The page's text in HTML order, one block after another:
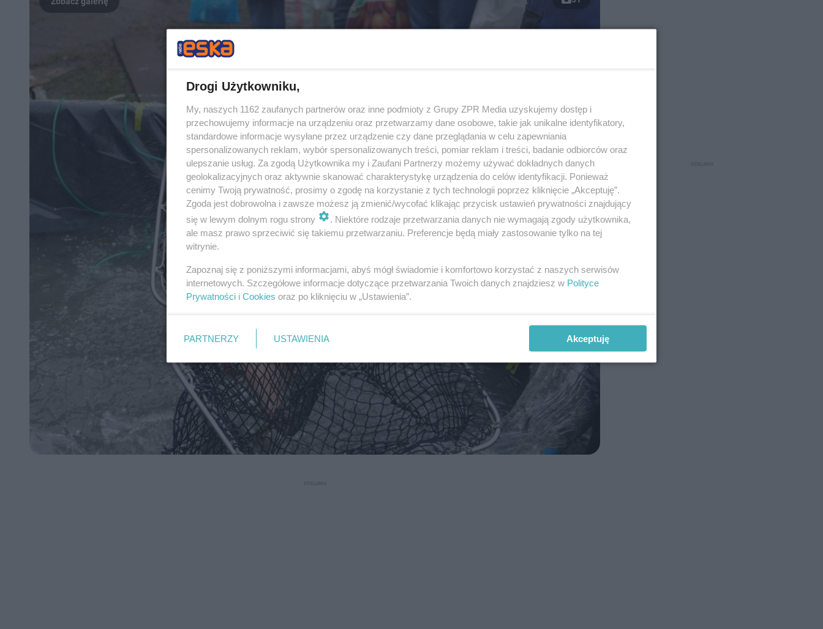
Drogi Użytkowniku,
My, naszych 1162 zaufanych partnerów oraz inne podmioty z Grupy ZPR Media uzyskujemy dostęp i
przechowujemy informacje na urządzeniu oraz przetwarzamy dane osobowe, takie jak unikalne identyfikatory,
standardowe informacje wysyłane przez urządzenie czy dane przeglądania w celu zapewniania
spersonalizowanych reklam, wybór spersonalizowanych treści, pomiar reklam i treści, badanie odbiorców oraz
ulepszanie usług. Za zgodą Użytkownika my i Zaufani Partnerzy możemy używać dokładnych danych
geolokalizacyjnych oraz aktywnie skanować charakterystykę urządzenia do celów identyfikacji. Ponieważ
cenimy Twoją prywatność, prosimy o zgodę na korzystanie z tych technologii poprzez kliknięcie „Akceptuję”.
Zgoda jest dobrowolna i zawsze możesz ją zmienić/wycofać klikając przycisk ustawień prywatności znajdujący
się w lewym dolnym rogu strony
. Niektóre rodzaje przetwarzania danych nie wymagają zgody użytkownika,
ale masz prawo sprzeciwić się takiemu przetwarzaniu. Preferencje będą miały zastosowanie tylko na tej
witrynie.
Zapoznaj się z poniższymi informacjami, abyś mógł świadomie i komfortowo korzystać z naszych serwisów
internetowych. Szczegółowe informacje dotyczące przetwarzania Twoich danych znajdziesz w Polityce
Prywatności i Cookies oraz po kliknięciu w „Ustawienia”.
PARTNERZY USTAWIENIA Akceptuję